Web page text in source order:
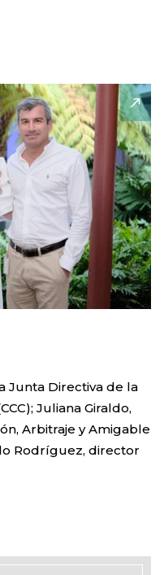
Junta Directiva de la
Juliana Giraldo,
Arbitraje y Amigable
Rodríguez, director